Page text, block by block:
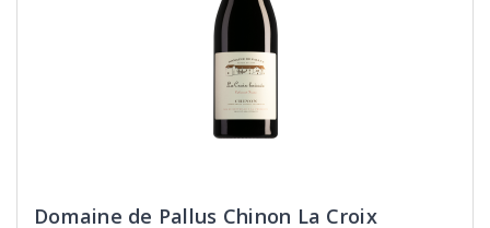
Domaine de Pallus Chinon La Croix